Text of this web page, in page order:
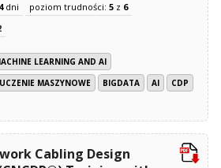
4dni poziom trudności: 5z 6
LEARNING AND AI
MASZYNOWE
BIGDATA AI
CDP
Cabling Design